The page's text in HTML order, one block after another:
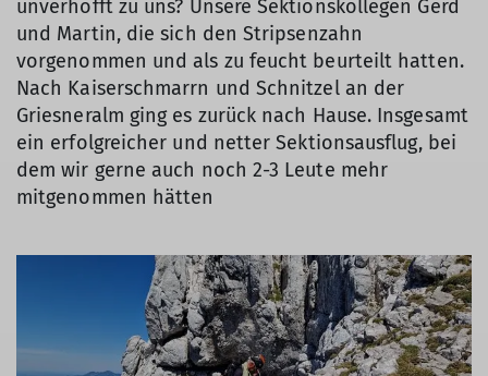
unverhofft zu uns? Unsere Sektionskollegen Gerd
und Martin, die sich den Stripsenzahn
vorgenommen und als zu feucht beurteilt hatten.
Nach Kaiserschmarrn und Schnitzel an der
Griesneralm ging es zurück nach Hause. Insgesamt
ein erfolgreicher und netter Sektionsausflug, bei
dem wir gerne auch noch 2-3 Leute mehr
mitgenommen hätten